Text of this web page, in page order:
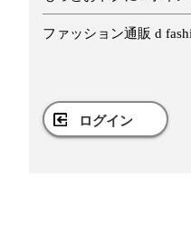
ファッション通販 d
ログイン